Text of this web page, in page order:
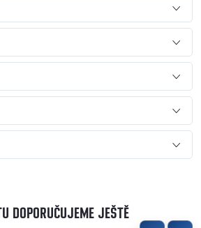
DOPORUČUJEME JEŠTĚ